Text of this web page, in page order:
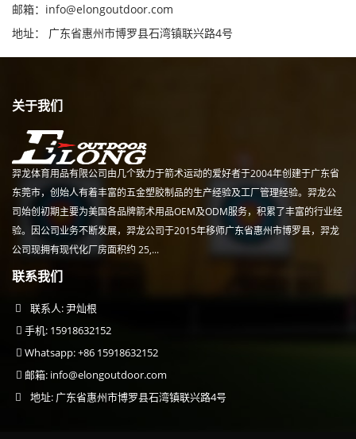
邮箱： info@elongoutdoor.com
地址： 广东省惠州市博罗县石湾镇联兴路4号
关于我们
羿龙体育用品有限公司由几个致力于箭术运动的爱好者于2004年创建于广东省
东莞市，创始人有着丰富的五金塑胶制品的生产经验及工厂管理经验。羿龙公
司始创初期主要为美国各品牌箭术用品OEM及ODM服务，积累了丰富的行业经
验。因公司业务不断发展，羿龙公司于2015年移师广东省惠州市博罗县，羿龙
公司现拥有现代化厂房面积约 25,...
联系我们
联系人: 尹灿根
手机: 15918632152
Whatsapp: +86 15918632152
邮箱: info@elongoutdoor.com
地址: 广东省惠州市博罗县石湾镇联兴路4号